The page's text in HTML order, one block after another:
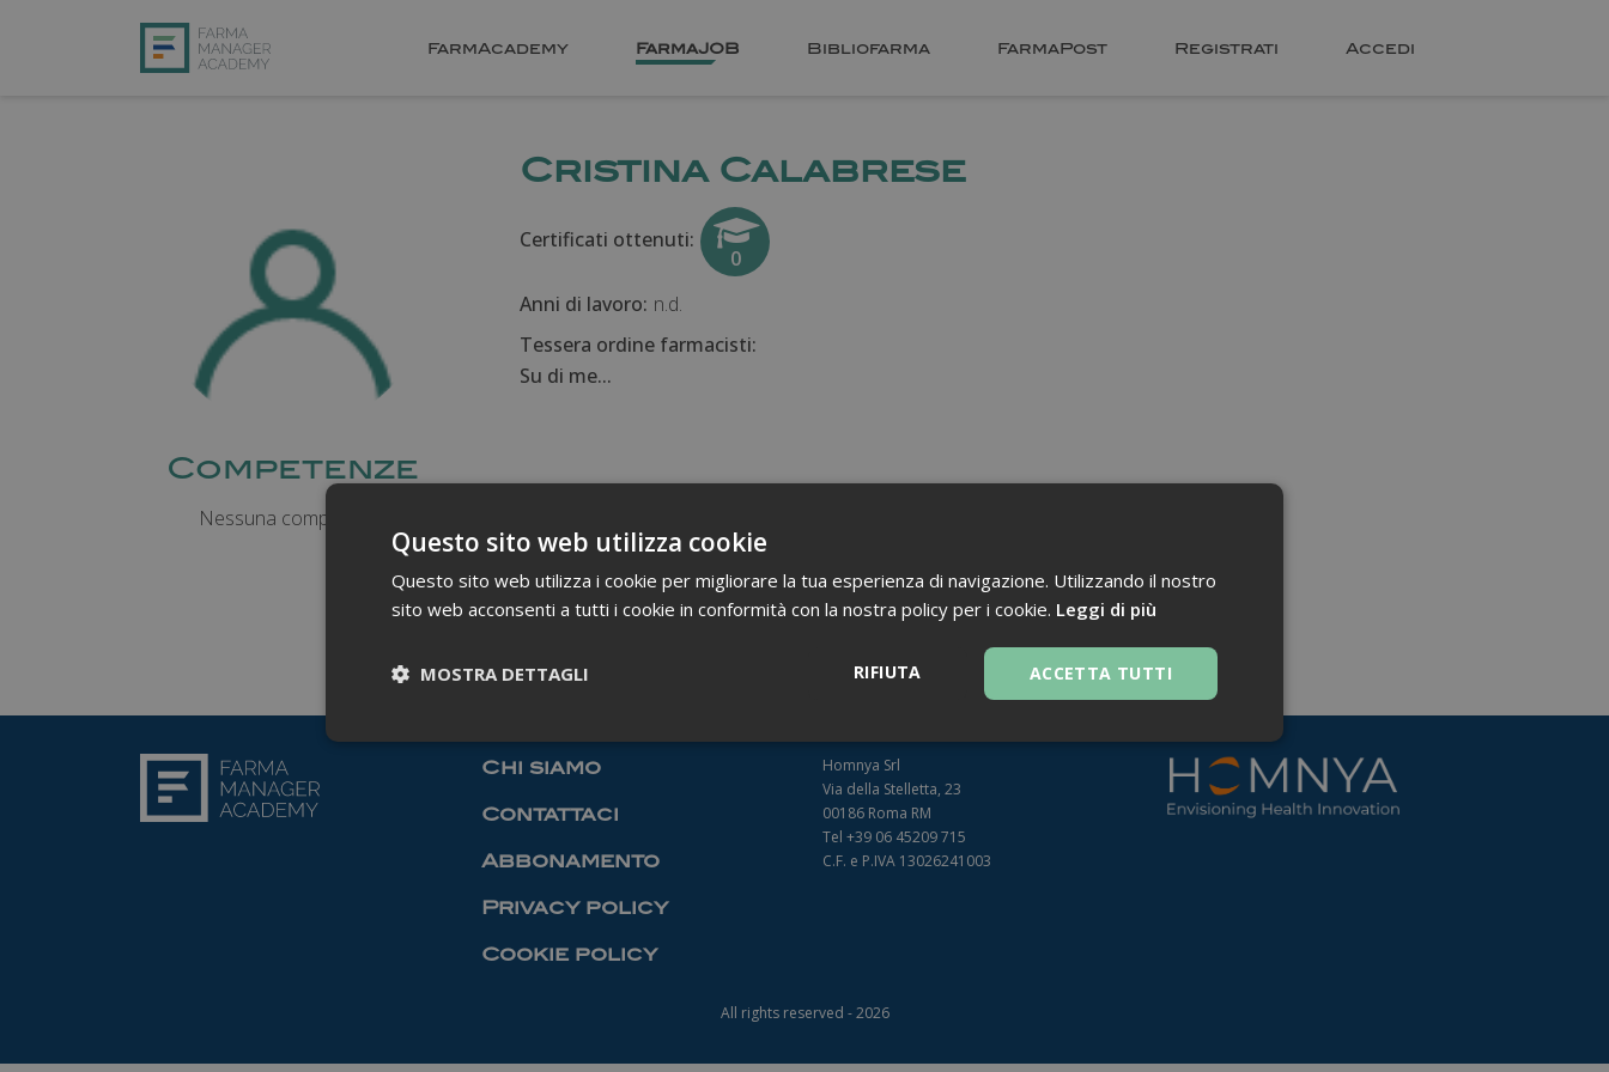
FarmAcademy FarmaJOB Bibliofarma FarmaPost Registrati Accedi
Competenze
Nessuna competenza
Cristina Calabrese
Certificati ottenuti:
0
Anni di lavoro: n.d.
Tessera ordine farmacisti:
Su di me...
Chi siamo
Contattaci
Abbonamento
Privacy policy
Cookie policy
Homnya Srl
Via della Stelletta, 23
00186 Roma RM
Tel +39 06 45209 715
C.F. e P.IVA 13026241003
All rights reserved - 2026
Questo sito web utilizza cookie
Questo sito web utilizza i cookie per migliorare la tua esperienza di navigazione. Utilizzando il nostro
sito web acconsenti a tutti i cookie in conformità con la nostra policy per i cookie. Leggi di più
ACCETTA TUTTI
RIFIUTA
MOSTRA DETTAGLI
Necessari
I cookie necessari contribuiscono a rendere fruibile il sito web abilitandone funzionalità di base quali la navigazione sulle
Scadenza
Descrizione
.farmamanager.academy
mese
Analytics, che è un aggiornamento significativo del